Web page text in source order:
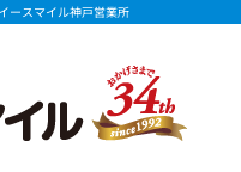
ースマイル神戸営業所